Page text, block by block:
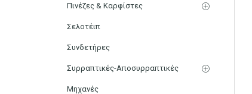
Πινέζες & Καρφίστες
Σελοτέιπ
Συνδετήρες
Συρραπτικές-Αποσυρραπτικές
Μηχανές